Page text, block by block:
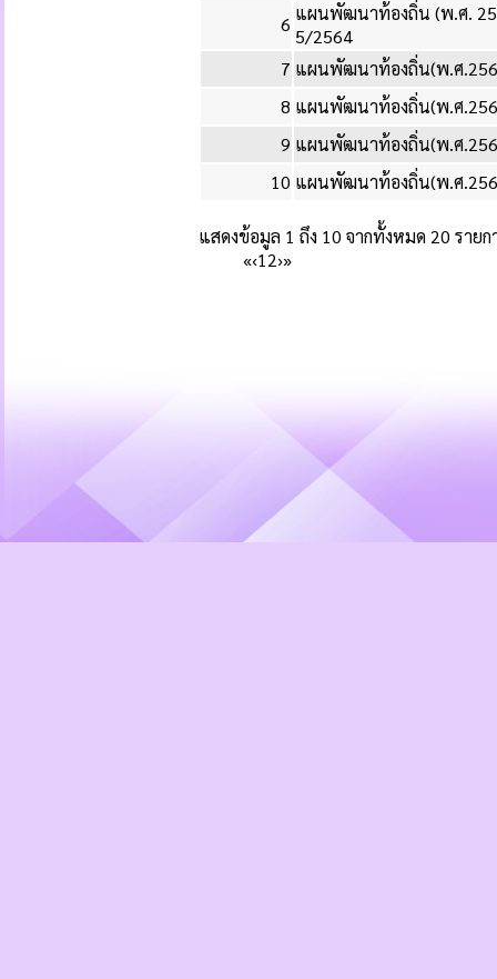
6 แผนพัฒนาท้องถิ่น (พ.ศ.
5/2564
7 แผนพัฒนาท้องถิ่น(พ.ศ
8 แผนพัฒนาท้องถิ่น(พ.ศ
9 แผนพัฒนาท้องถิ่น(พ.ศ
10 แผนพัฒนาท้องถิ่น(พ.ศ
แสดงข้อมูล 1 ถึง 10 จากทั้งหมด 20 รายก
«‹12›»